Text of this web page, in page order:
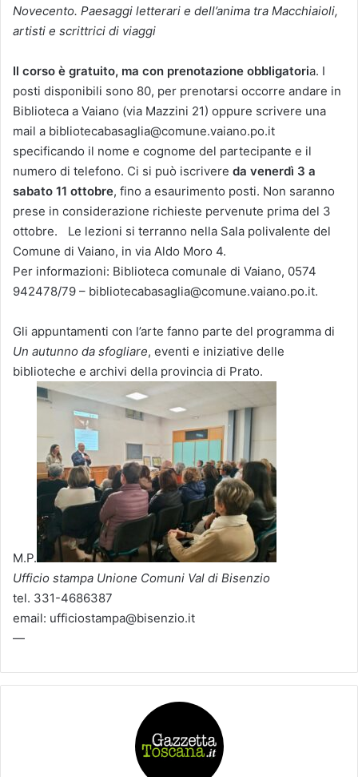
Novecento. Paesaggi letterari e dell’anima tra Macchiaioli,
artisti e scrittrici di viaggi
Il corso è gratuito, ma con prenotazione obbligatoria. I
posti disponibili sono 80, per prenotarsi occorre andare in
Biblioteca a Vaiano (via Mazzini 21) oppure scrivere una
mail a bibliotecabasaglia@comune.vaiano.po.it
specificando il nome e cognome del partecipante e il
numero di telefono. Ci si può iscrivere da venerdì 3 a
sabato 11 ottobre, fino a esaurimento posti. Non saranno
prese in considerazione richieste pervenute prima del 3
ottobre. Le lezioni si terranno nella Sala polivalente del
Comune di Vaiano, in via Aldo Moro 4.
Per informazioni: Biblioteca comunale di Vaiano, 0574
942478/79 – bibliotecabasaglia@comune.vaiano.po.it.
Gli appuntamenti con l’arte fanno parte del programma di
Un autunno da sfogliare, eventi e iniziative delle
biblioteche e archivi della provincia di Prato.
M.P.
Ufficio stampa Unione Comuni Val di Bisenzio
tel. 331-4686387
email: ufficiostampa@bisenzio.it
—